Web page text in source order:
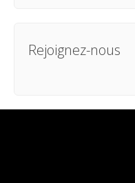
Rejoignez-nous